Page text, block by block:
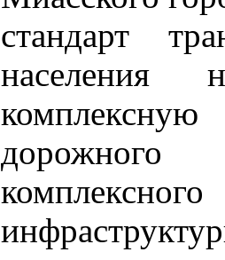
стандарт
населения
дорожного